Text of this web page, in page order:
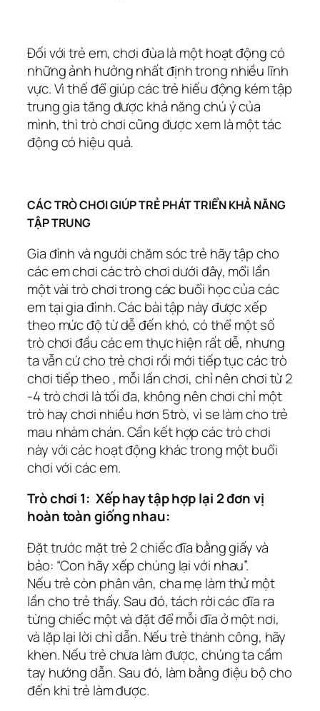
Đối với trẻ em, chơi đùa là một hoạt động có
những ảnh hưởng nhất định trong nhiều lĩnh
vực. Vì thế để giúp các trẻ hiếu động kém tập
trung gia tăng được khả năng chú ý của
mình, thì trò chơi cũng được xem là một tác
động có hiệu quả.
CÁC TRÒ CHƠI GIÚP TRẺ PHÁT TRIỂN KHẢ NĂNG
TẬP TRUNG
Gia đình và người chăm sóc trẻ hãy tập cho
các em chơi các trò chơi dưới đây, mổi lần
một vài trò chơi trong các buổi học của các
em tại gia đình. Các bài tập này được xếp
theo mức độ từ dễ đến khó, có thể một số
trò chơi đầu các em thực hiện rất dễ, nhưng
ta vẫn cứ cho trẻ chơi rồi mới tiếp tục các trò
chơi tiếp theo , mỗi lần chơi, chỉ nên chơi từ 2
-4 trò chơi là tối đa, không nên chơi chỉ một
trò hay chơi nhiều hơn 5trò, vì se làm cho trẻ
mau nhàm chán. Cần kết hợp các trò chơi
này với các hoạt động khác trong một buổi
chơi với các em.
Trò chơi 1: Xếp hay tập hợp lại 2 đơn vị
hoàn toàn giống nhau:
Đặt trước mặt trẻ 2 chiếc đĩa bằng giấy và
bảo: “Con hãy xếp chúng lại với nhau”.
Nếu trẻ còn phân vân, cha mẹ làm thử một
lần cho trẻ thấy. Sau đó, tách rời các đĩa ra
từng chiếc một và đặt để mỗi đĩa ở một nơi,
và lặp lại lời chỉ dẫn. Nếu trẻ thành công, hãy
khen. Nếu trẻ chưa làm được, chúng ta cầm
tay hướng dẫn. Sau đó, làm bằng điệu bộ cho
đến khi trẻ làm được.